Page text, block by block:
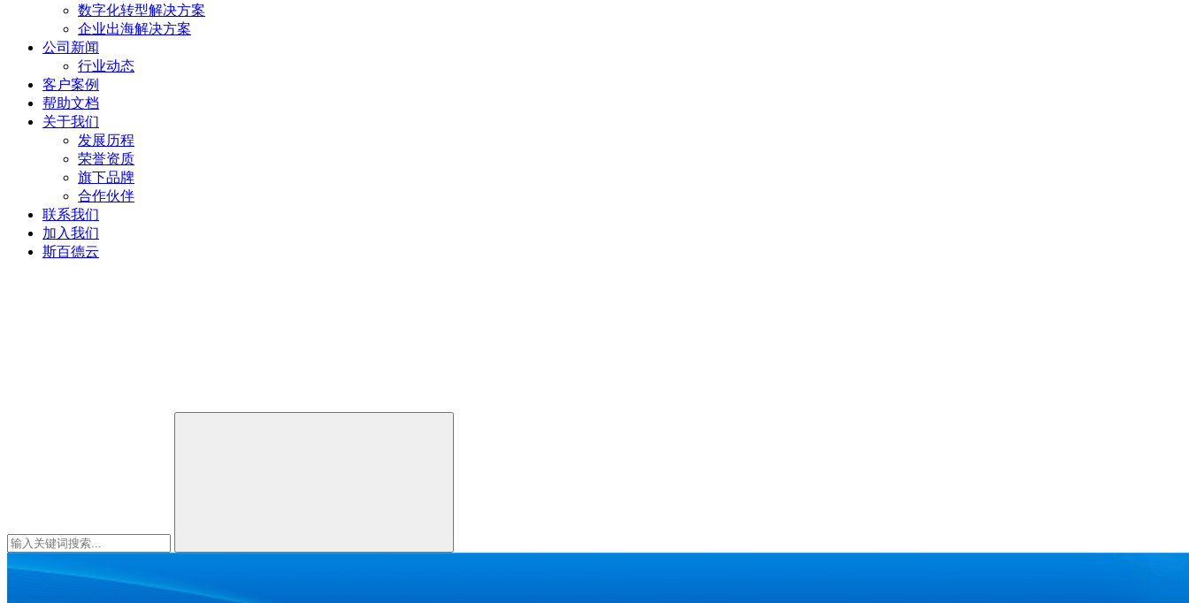
数字化转型解决方案
企业出海解决方案
公司新闻
行业动态
客户案例
帮助文档
关于我们
发展历程
荣誉资质
旗下品牌
合作伙伴
联系我们
加入我们
斯百德云